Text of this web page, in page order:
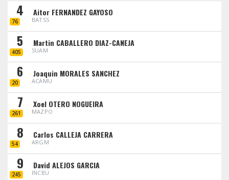
4
76
Aitor FERNANDEZ GAYOSO
BATSS
5
405
Martin CABALLERO DIAZ-CANEJA
SUAM
6
20
Joaquin MORALES SANCHEZ
ACAMU
7
261
Xoel OTERO NOGUEIRA
MAZPO
8
54
Carlos CALLEJA CARRERA
ARGM
9
245
David ALEJOS GARCIA
INCBU